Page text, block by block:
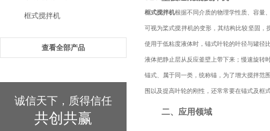
框式搅拌机
查看全部产品
诚信天下，质得信任
共创共赢
框式搅拌机根据不同介质的物理学性质、容量
可视为桨式搅拌机的变形，其结构比较坚固，
使用于低粘度液体时，锚式叶轮的叶径与罐径
液体把静止层从反应釜壁上带下来；慢速旋转
锚式、属于同一类，统称锚，为了增大搅拌范
围以及提高叶轮的刚性，还常常要在锚式及框
二、应用领域